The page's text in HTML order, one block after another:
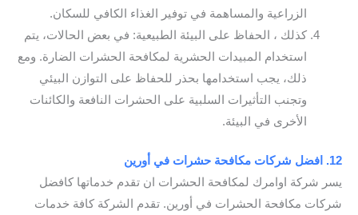
الزراعية والمساهمة في توفير الغذاء الكافي للسكان.
كذلك ، الحفاظ على البيئة الطبيعية: في بعض الحالات، يتم
استخدام المبيدات الحشرية لمكافحة الحشرات الضارة. ومع
ذلك، يجب استخدامها بحذر للحفاظ على التوازن البيئي
وتجنب التأثيرات السلبية على الحشرات النافعة والكائنات
الأخرى في البيئة.
12. افضل شركات مكافحة حشرات في أورين
يسر شركة اوامرك لمكافحة الحشرات ان تقدم خدماتها كافضل
شركات مكافحة الحشرات في أورين. تقدم الشركة كافة خدمات